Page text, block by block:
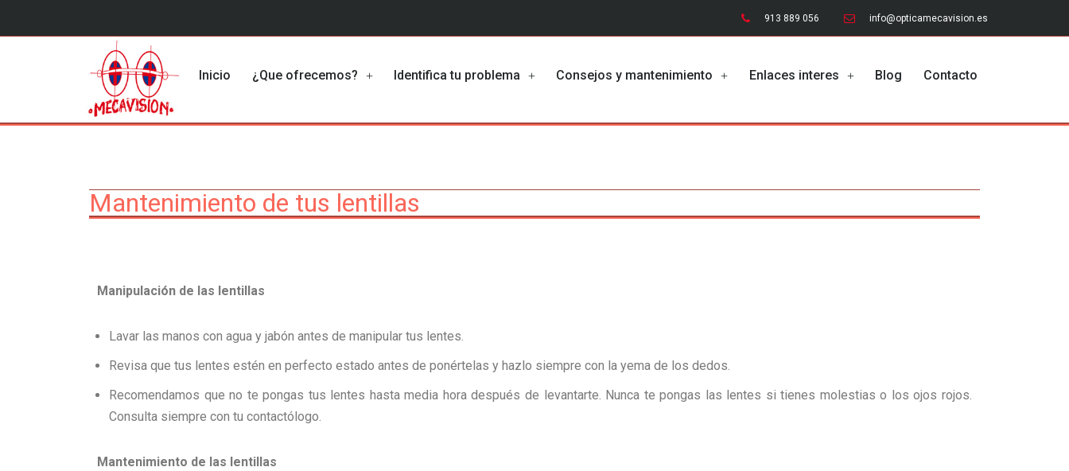
913 889 056 info@opticamecavision.es
Inicio ¿Que ofrecemos? Identifica tu problema Consejos y mantenimiento Enlaces interes Blog Contacto
Mantenimiento de tus lentillas
Manipulación de las lentillas
Lavar las manos con agua y jabón antes de manipular tus lentes.
Revisa que tus lentes estén en perfecto estado antes de ponértelas y hazlo siempre con la yema de los dedos.
Recomendamos que no te pongas tus lentes hasta media hora después de levantarte. Nunca te pongas las lentes si tienes molestias o los ojos rojos.
Consulta siempre con tu contactólogo.
Mantenimiento de las lentillas